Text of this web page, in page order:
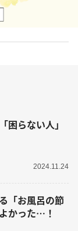
困らない人」
2024.11.24
「お風呂の節
かった…！